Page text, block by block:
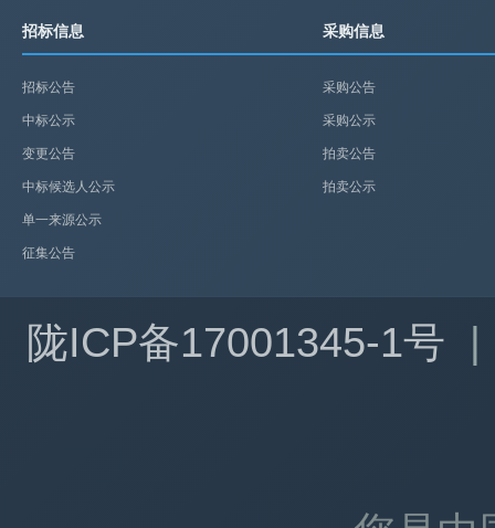
招标信息
招标公告
中标公示
变更公告
中标候选人公示
单一来源公示
征集公告
采购信息
采购公告
采购公示
拍卖公告
拍卖公示
陇ICP备17001345-1号